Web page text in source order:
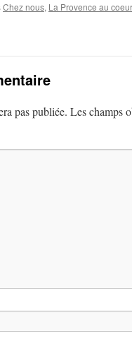
Chez nous, La Provence au coeur
pas publiée. Les champs